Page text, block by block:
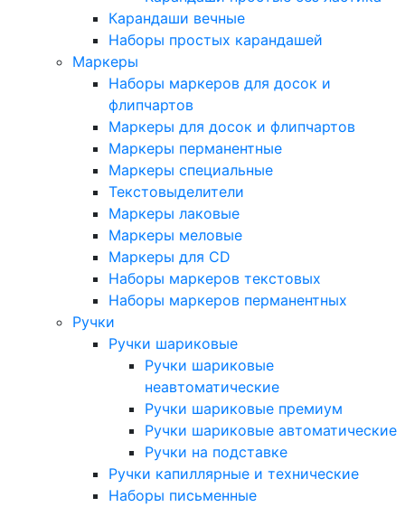
Карандаши вечные
Наборы простых карандашей
Маркеры
Наборы маркеров для досок и
флипчартов
Маркеры для досок и флипчартов
Маркеры перманентные
Маркеры специальные
Текстовыделители
Маркеры лаковые
Маркеры меловые
Маркеры для CD
Наборы маркеров текстовых
Наборы маркеров перманентных
Ручки
Ручки шариковые
Ручки шариковые
неавтоматические
Ручки шариковые премиум
Ручки шариковые автоматические
Ручки на подставке
Ручки капиллярные и технические
Наборы письменные